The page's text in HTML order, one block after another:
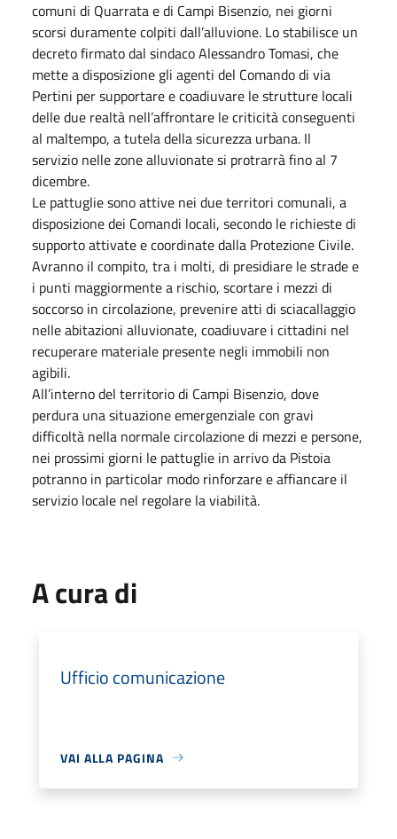
comuni di Quarrata e di Campi Bisenzio, nei giorni
scorsi duramente colpiti dall’alluvione. Lo stabilisce un
decreto firmato dal sindaco Alessandro Tomasi, che
mette a disposizione gli agenti del Comando di via
Pertini per supportare e coadiuvare le strutture locali
delle due realtà nell’affrontare le criticità conseguenti
al maltempo, a tutela della sicurezza urbana. Il
servizio nelle zone alluvionate si protrarrà fino al 7
dicembre.
Le pattuglie sono attive nei due territori comunali, a
disposizione dei Comandi locali, secondo le richieste di
supporto attivate e coordinate dalla Protezione Civile.
Avranno il compito, tra i molti, di presidiare le strade e
i punti maggiormente a rischio, scortare i mezzi di
soccorso in circolazione, prevenire atti di sciacallaggio
nelle abitazioni alluvionate, coadiuvare i cittadini nel
recuperare materiale presente negli immobili non
agibili.
All’interno del territorio di Campi Bisenzio, dove
perdura una situazione emergenziale con gravi
difficoltà nella normale circolazione di mezzi e persone,
nei prossimi giorni le pattuglie in arrivo da Pistoia
potranno in particolar modo rinforzare e affiancare il
servizio locale nel regolare la viabilità.
A cura di
Ufficio comunicazione
VAI ALLA PAGINA